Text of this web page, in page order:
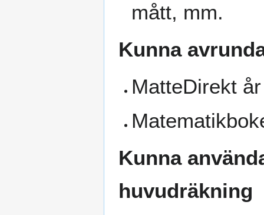
mått, mm.
Kunna
MatteDirekt
Kunna
huvudräkning